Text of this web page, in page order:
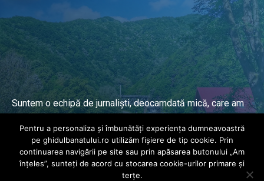
Suntem o echipă de jurnaliști, deocamdată mică, care am
ani.
Pentru a personaliza și îmbunătăți experiența dumneavoastră
pe ghidulbanatului.ro utilizăm fișiere de tip cookie. Prin
continuarea navigării pe site sau prin apăsarea butonului „Am
înțeles”, sunteți de acord cu stocarea cookie-urilor primare și
terțe.